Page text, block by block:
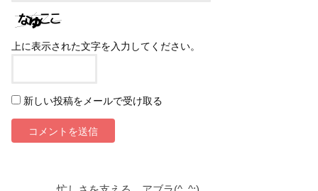
上に表示された文字を入力してください。
新しい投稿をメールで受け取る